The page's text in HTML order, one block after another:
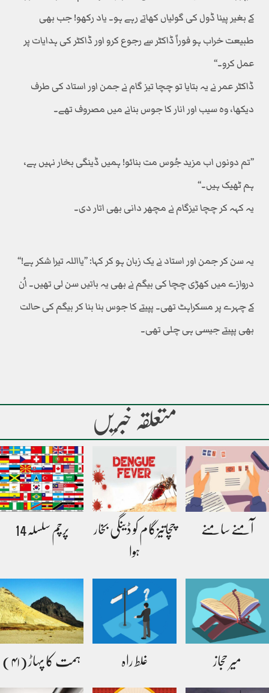
کے بغیر پینا ڈول کی گولیاں کھاتے رہے ہو۔ یاد رکھو! جب بھی
طبیعت خراب ہو فوراً ڈاکٹر سے رجوع کرو اور ڈاکٹر کی ہدایات پر
عمل کرو۔‘‘
ڈاکٹر عمر نے یہ بتایا تو چچا تیز گام نے جمن اور استاد کی طرف
دیکھا، وہ سیب اور انار کا جوس بنانے میں مصروف تھے۔
’’تم دونوں اب مزید جُوس مت بنائو! ہمیں ڈینگی بخار نہیں ہے،
ہم ٹھیک ہیں۔‘‘
یہ کہہ کر چچا تیزگام نے مچھر دانی بھی اتار دی۔
یہ سن کر جمن اور استاد نے یک زبان ہو کر کہا: ’’یااللہ تیرا شکر ہے!‘‘
دروازے میں کھڑی چچا کی بیگم نے بھی یہ باتیں سن لی تھیں۔ اُن
کے چہرے پر مسکراہٹ تھی۔ پپیتے کا جوس بنا بنا کر بیگم کی حالت
بھی پپیتے جیسی ہی چلی تھی۔
متعلقہ خبریں
آمنے سامنے
چچاتیزگام کو ڈینگی بخار
ہوا
پرچم سلسلہ14
میر حجاز غلط راہ ہمت کا پہاڑ (۴۱)